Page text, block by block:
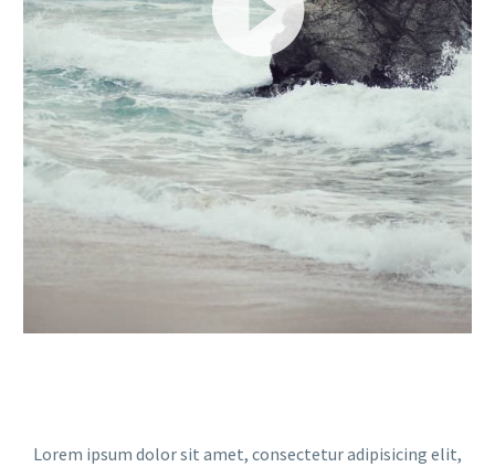
Lorem ipsum dolor sit amet, consectetur adipisicing elit,